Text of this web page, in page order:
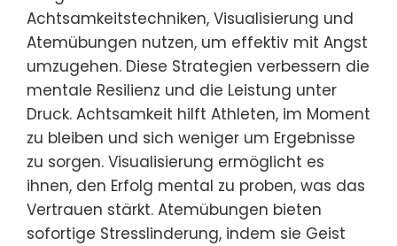
Achtsamkeitstechniken, Visualisierung und
Atemübungen nutzen, um effektiv mit Angst
umzugehen. Diese Strategien verbessern die
mentale Resilienz und die Leistung unter
Druck. Achtsamkeit hilft Athleten, im Moment
zu bleiben und sich weniger um Ergebnisse
zu sorgen. Visualisierung ermöglicht es
ihnen, den Erfolg mental zu proben, was das
Vertrauen stärkt. Atemübungen bieten
sofortige Stresslinderung, indem sie Geist